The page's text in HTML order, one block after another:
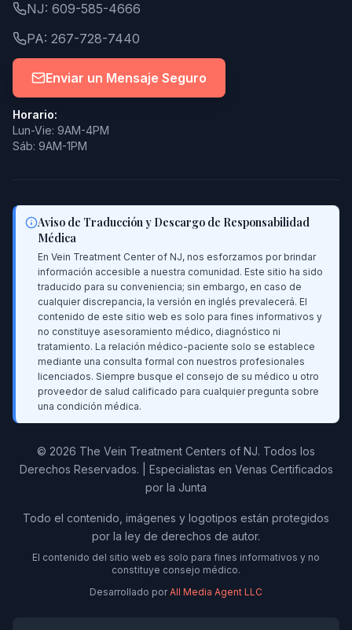
NJ: 609-585-4666
PA: 267-728-7440
Enviar un Mensaje Seguro
Horario:
Lun-Vie: 9AM-4PM
Sáb: 9AM-1PM
Aviso de Traducción y Descargo de Responsabilidad
Médica
En Vein Treatment Center of NJ, nos esforzamos por brindar
información accesible a nuestra comunidad. Este sitio ha sido
traducido para su conveniencia; sin embargo, en caso de
cualquier discrepancia, la versión en inglés prevalecerá. El
contenido de este sitio web es solo para fines informativos y
no constituye asesoramiento médico, diagnóstico ni
tratamiento. La relación médico-paciente solo se establece
mediante una consulta formal con nuestros profesionales
licenciados. Siempre busque el consejo de su médico u otro
proveedor de salud calificado para cualquier pregunta sobre
una condición médica.
© 2026 The Vein Treatment Centers of NJ. Todos los
Derechos Reservados.
Especialistas en Venas Certificados
por la Junta
Todo el contenido, imágenes y logotipos están protegidos
por la ley de derechos de autor.
El contenido del sitio web es solo para fines informativos y no
constituye consejo médico.
Desarrollado por All Media Agent LLC